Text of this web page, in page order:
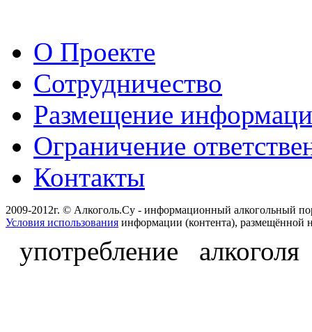
О Проекте
Сотрудничество
Размещение
Ограничение
Контакты
2009-2012г. © Алкоголь.Су - информационный алкогольный
Условия использования информации (контента), размещённой
употребление